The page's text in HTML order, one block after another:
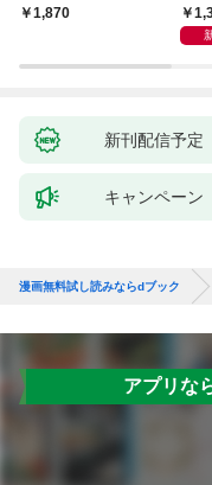
1,870
会」
新刊配信予定
キャンペーン
漫画無料試し読みならdブック
アプリな